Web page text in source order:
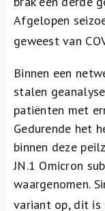
Afgelopen
geweest van
Binnen een
stalen
patiënten met
Gedurende het
binnen deze
JN.1 Omicron
waargenomen.
variant op, dit is